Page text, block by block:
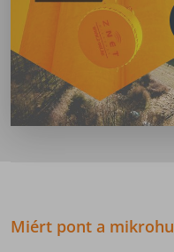
Miért pont a